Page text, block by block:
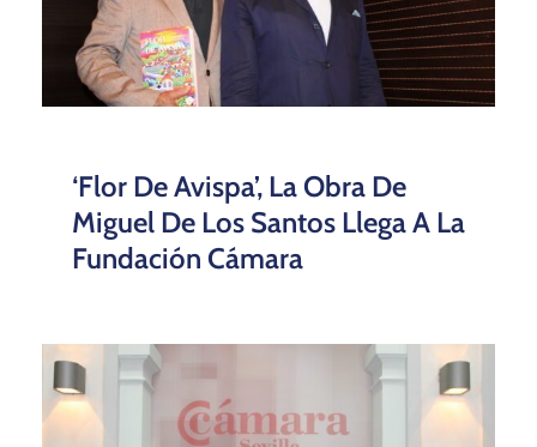
‘Flor De Avispa’, La Obra De
Miguel De Los Santos Llega A La
Fundación Cámara